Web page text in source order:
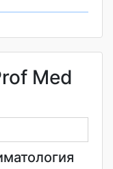
Med